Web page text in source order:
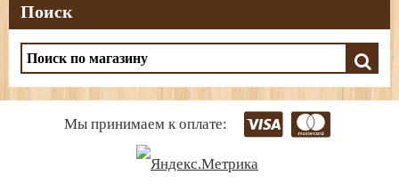
Поиск
Мы принимаем к оплате: